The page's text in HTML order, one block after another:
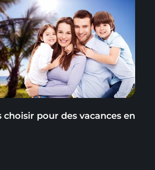
choisir pour des vacances en